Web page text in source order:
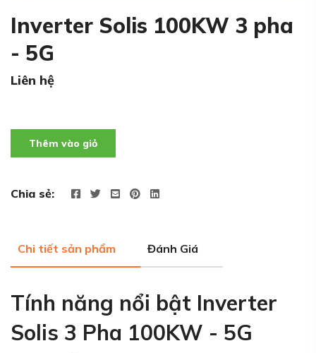
Inverter Solis 100KW 3 pha
- 5G
Liên hệ
Thêm vào giỏ
Chia sẻ:
Chi tiết sản phẩm Đánh Giá
Tính năng nổi bật Inverter
Solis 3 Pha 100KW - 5G